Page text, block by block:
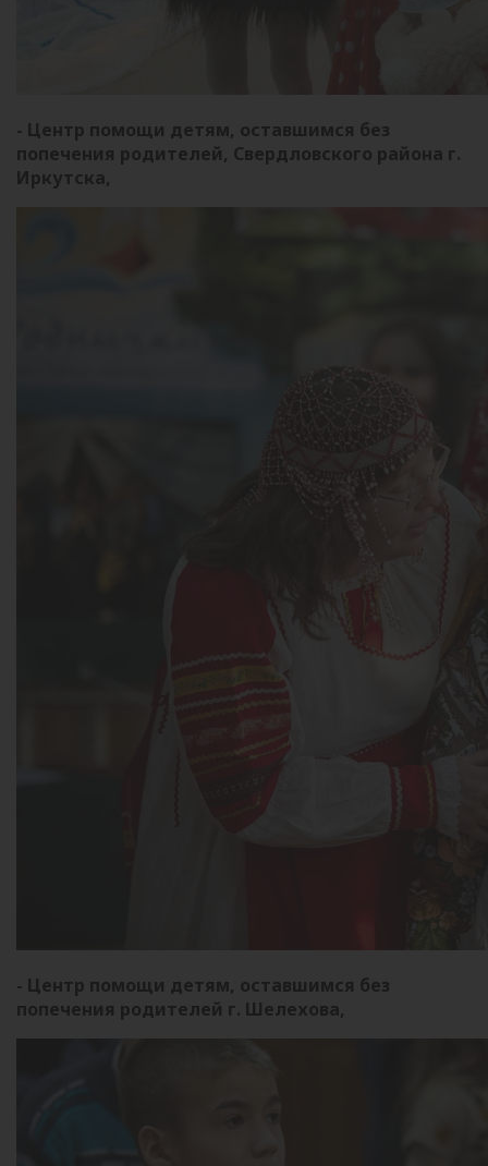
- Центр помощи детям, оставшимся без
попечения родителей, Свердловского района г.
Иркутска,
- Центр помощи детям, оставшимся без
попечения родителей г. Шелехова,